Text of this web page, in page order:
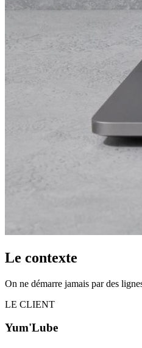
Le contexte
On ne démarre jamais par des
LE CLIENT
Yum'Lube